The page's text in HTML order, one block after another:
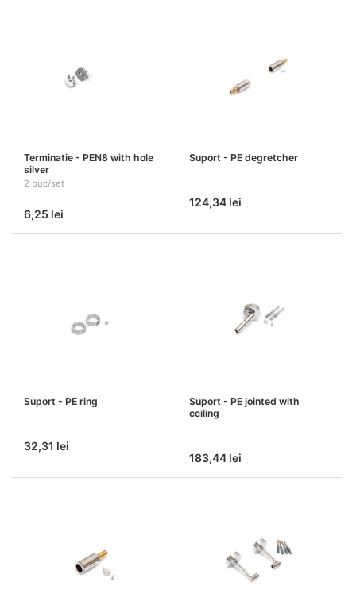
Terminatie - PEN8 with hole
silver
2 buc/set
6,25 lei
Suport - PE degretcher
124,34 lei
Suport - PE ring
32,31 lei
Suport - PE jointed with
ceiling
183,44 lei